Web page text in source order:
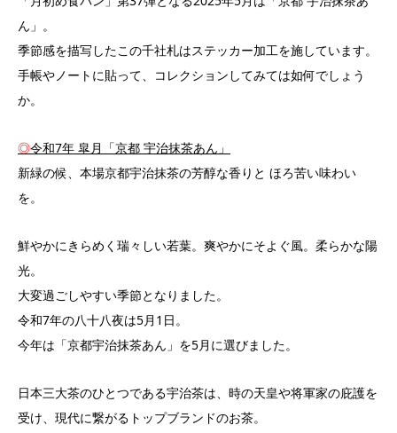
ん」。
季節感を描写したこの千社札はステッカー加工を施しています。
手帳やノートに貼って、コレクションしてみては如何でしょう
か。
◎令和7年 皐月「京都 宇治抹茶あん」
新緑の候、本場京都宇治抹茶の芳醇な香りと ほろ苦い味わい
を。
鮮やかにきらめく瑞々しい若葉。爽やかにそよぐ風。柔らかな陽
光。
大変過ごしやすい季節となりました。
令和7年の八十八夜は5月1日。
今年は「京都宇治抹茶あん」を5月に選びました。
日本三大茶のひとつである宇治茶は、時の天皇や将軍家の庇護を
受け、現代に繋がるトップブランドのお茶。